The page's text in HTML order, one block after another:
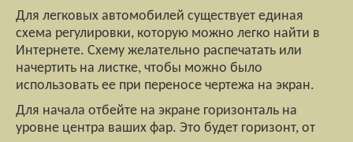
Для легковых автомобилей существует единая
схема регулировки, которую можно легко найти в
Интернете. Схему желательно распечатать или
начертить на листке, чтобы можно было
использовать ее при переносе чертежа на экран.
Для начала отбейте на экране горизонталь на
уровне центра ваших фар. Это будет горизонт, от